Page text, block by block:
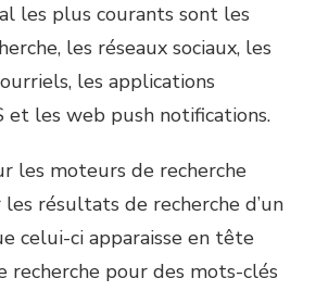
les plus courants sont les
les réseaux sociaux, les
les applications
et les web push notifications.
les moteurs de recherche
résultats de recherche d’un
celui-ci apparaisse en tête
recherche pour des mots-clés